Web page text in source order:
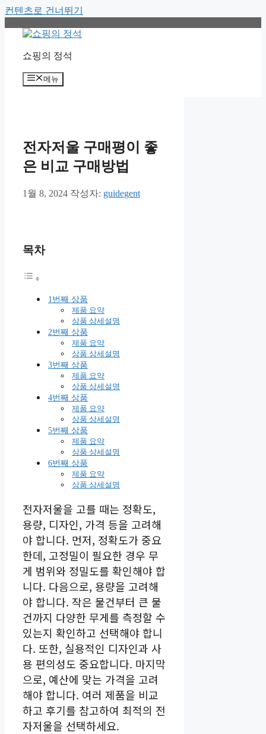
컨텐츠로 건너뛰기
쇼핑의 정석
메뉴
전자저울 구매평이 좋
은 비교 구매방법
1월 8, 2024 작성자: guidegent
목차
1번째 상품
제품 요약
상품 상세설명
2번째 상품
제품 요약
상품 상세설명
3번째 상품
제품 요약
상품 상세설명
4번째 상품
제품 요약
상품 상세설명
5번째 상품
제품 요약
상품 상세설명
6번째 상품
제품 요약
상품 상세설명
전자저울을 고를 때는 정확도,
용량, 디자인, 가격 등을 고려해
야 합니다. 먼저, 정확도가 중요
한데, 고정밀이 필요한 경우 무
게 범위와 정밀도를 확인해야 합
니다. 다음으로, 용량을 고려해
야 합니다. 작은 물건부터 큰 물
건까지 다양한 무게를 측정할 수
있는지 확인하고 선택해야 합니
다. 또한, 실용적인 디자인과 사
용 편의성도 중요합니다. 마지막
으로, 예산에 맞는 가격을 고려
해야 합니다. 여러 제품을 비교
하고 후기를 참고하여 최적의 전
자저울을 선택하세요.